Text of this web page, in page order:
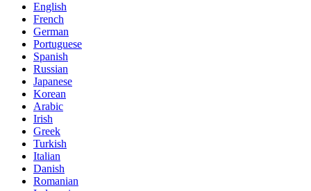
English
French
German
Portuguese
Spanish
Russian
Japanese
Korean
Arabic
Irish
Greek
Turkish
Italian
Danish
Romanian